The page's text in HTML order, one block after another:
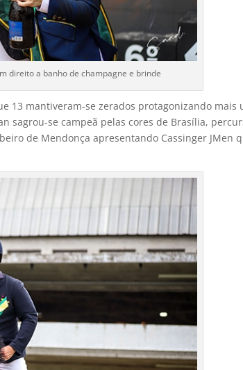
direito a banho de champagne e brinde
13 mantiveram-se zerados protagonizando mais
sagrou-se campeã pelas cores de Brasília,
de Mendonça apresentando Cassinger JMen